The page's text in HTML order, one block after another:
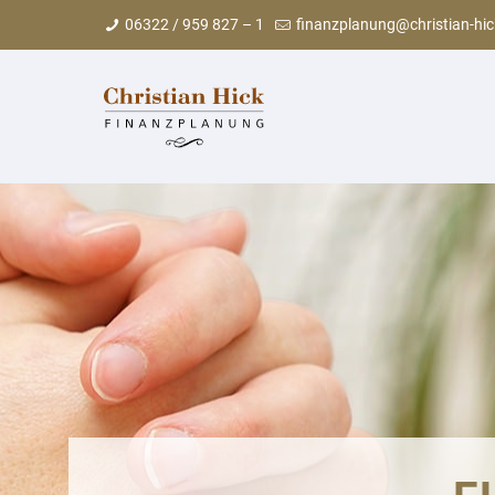
06322 / 959 827 – 1 finanzplanung@christian-